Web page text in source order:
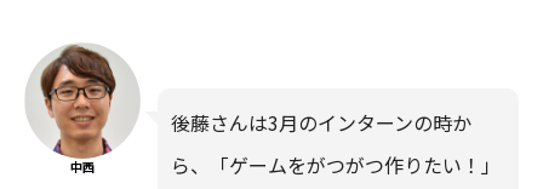
中西
後藤さんは3月のインターンの時か
ら、「ゲームをがつがつ作りたい！」